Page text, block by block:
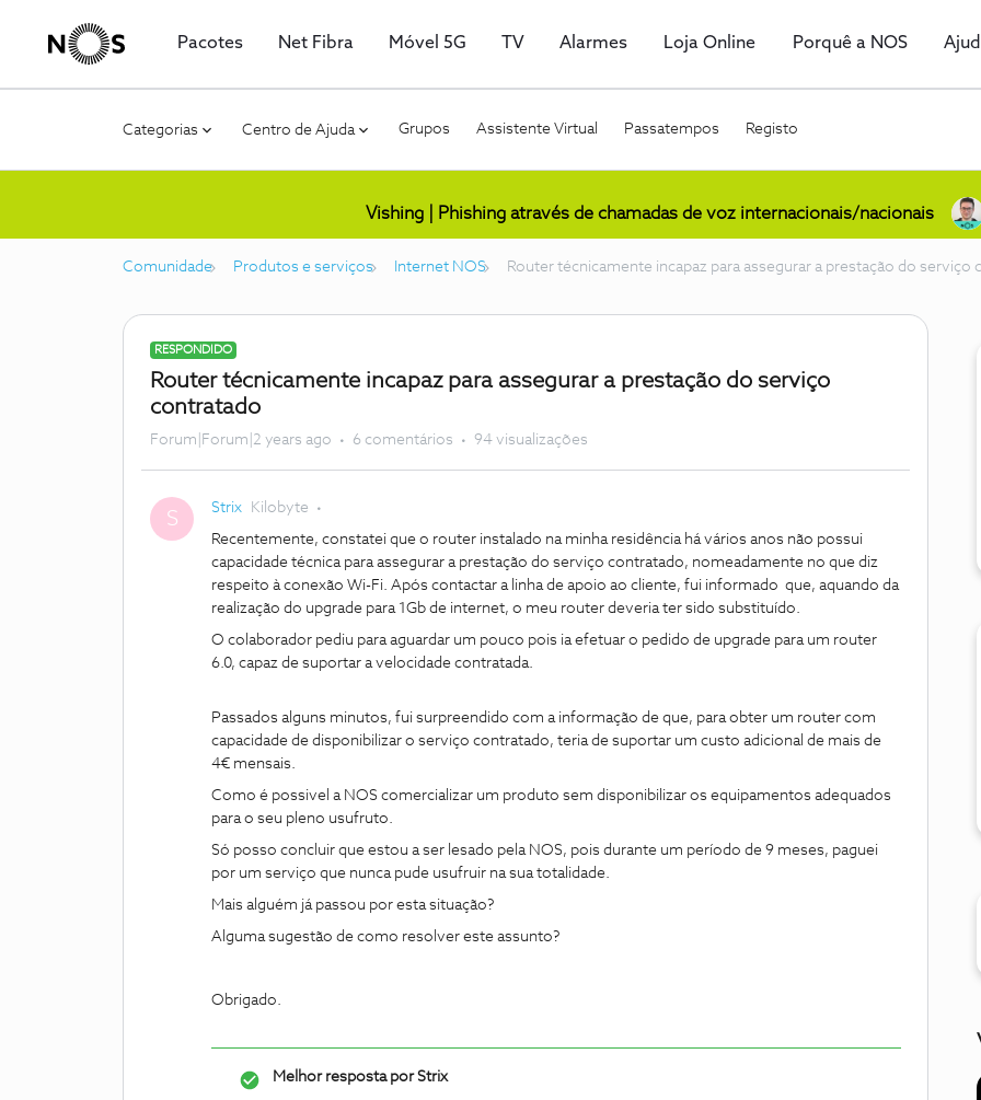
Pacotes Net Fibra Móvel 5G TV Alarmes Loja Online Porquê a NOS
Categorias Centro de Ajuda Grupos Assistente Virtual Passatempos Registo
Vishing | Phishing através de chamadas de voz internacionais/nacionais
Comunidade Produtos e serviços Internet NOS Router técnicamente incapaz para assegurar a prestação do serviço
RESPONDIDO
Router técnicamente incapaz para assegurar a prestação do serviço
contratado
Forum|Forum|2 years ago 6 comentários 94 visualizações
S Strix Kilobyte
Recentemente, constatei que o router instalado na minha residência há vários anos não possui
capacidade técnica para assegurar a prestação do serviço contratado, nomeadamente no que diz
respeito à conexão Wi-Fi. Após contactar a linha de apoio ao cliente, fui informado que, aquando da
realização do upgrade para 1Gb de internet, o meu router deveria ter sido substituído.
O colaborador pediu para aguardar um pouco pois ia efetuar o pedido de upgrade para um router
6.0, capaz de suportar a velocidade contratada.
Passados alguns minutos, fui surpreendido com a informação de que, para obter um router com
capacidade de disponibilizar o serviço contratado, teria de suportar um custo adicional de mais de
4€ mensais.
Como é possivel a NOS comercializar um produto sem disponibilizar os equipamentos adequados
para o seu pleno usufruto.
Só posso concluir que estou a ser lesado pela NOS, pois durante um período de 9 meses, paguei
por um serviço que nunca pude usufruir na sua totalidade.
Mais alguém já passou por esta situação?
Alguma sugestão de como resolver este assunto?
Obrigado.
Melhor resposta porStrix